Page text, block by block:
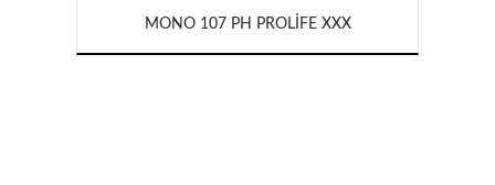
MONO 107 PH PROLIFE XXX